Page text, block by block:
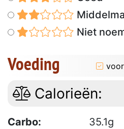
Niet
Voeding
Calorieën:
Carbo: 35.1g